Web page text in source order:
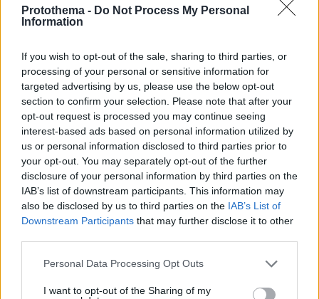
Protothema - Do Not Process My Personal
Information
If you wish to opt-out of the sale, sharing to third parties, or
processing of your personal or sensitive information for
targeted advertising by us, please use the below opt-out
section to confirm your selection. Please note that after your
opt-out request is processed you may continue seeing
interest-based ads based on personal information utilized by
us or personal information disclosed to third parties prior to
your opt-out. You may separately opt-out of the further
disclosure of your personal information by third parties on the
IAB’s list of downstream participants. This information may
also be disclosed by us to third parties on the IAB’s List of
Downstream Participants that may further disclose it to other
Please note that this website/app uses one or more Google
not limited to your visit or usage behaviour. You may click to
Personal Data Processing Opt Outs
I want to opt-out of the Sharing of my
πρόβλημα” αλλά δεν ισχύει κάτι τέτοιο»,
απαντούν κοσμήτορες πανεπιστημίων με
τους λόγους, που δεν έχει γίνει έως τώρα
εκκαθάριση των μητρώων, εξηγούν πως «τα
τελευταία χρόνια, τα πανεπιστήμια δηλώνουν
μόνο τους ενεργούς φοιτητές, εκείνους,
δηλαδή, που κινούνται στο ν+2». Οι υπόλοιποι
δεν προσμετρώνται στο φοιτητικό δυναμικό.
Δεν χωρά αμφιβολία πως ο συνολικός αριθμός
των μη ενεργών φοιτητώνεπηρεάζει αρνητικά
την εικόνα ενός πανεπιστημίου, όπως αυτή
Επιπλέον, όπως προκύπτει από τα νέα
δεδομένα, το φαινόμενο των «αιώνιων»